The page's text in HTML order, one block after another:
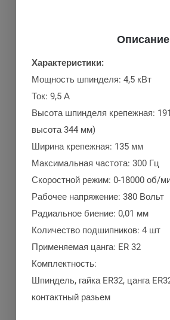
Описание
Характеристики:
Мощность шпинделя: 4,5 кВт
Ток: 9,5 А
Высота шпинделя крепежная:
высота 344 мм)
Ширина крепежная: 135 мм
Максимальная частота: 300 Гц
Скоростной режим: 0-18000 об/
Рабочее напряжение: 380 Вольт
Радиальное биение: 0,01 мм
Количество подшипников: 4 шт
Применяемая цанга: ER 32
Комплектность:
Шпиндель, гайка ER32, цанга
контактный разьем